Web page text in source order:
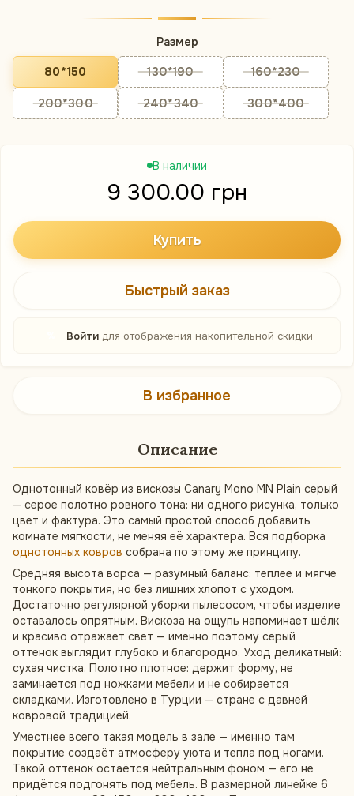
Размер
80*150 130*190
160*230
200*300
240*340 300*400
В наличии
9 300.00 грн
Купить
Быстрый заказ
Войти для отображения накопительной скидки
В избранное
Описание
Однотонный ковёр из вискозы Canary Mono MN Plain серый
— серое полотно ровного тона: ни одного рисунка, только
цвет и фактура. Это самый простой способ добавить
комнате мягкости, не меняя её характера. Вся подборка
однотонных ковров собрана по этому же принципу.
Средняя высота ворса — разумный баланс: теплее и мягче
тонкого покрытия, но без лишних хлопот с уходом.
Достаточно регулярной уборки пылесосом, чтобы изделие
оставалось опрятным. Вискоза на ощупь напоминает шёлк
и красиво отражает свет — именно поэтому серый
оттенок выглядит глубоко и благородно. Уход деликатный:
сухая чистка. Полотно плотное: держит форму, не
заминается под ножками мебели и не собирается
складками. Изготовлено в Турции — стране с давней
ковровой традицией.
Уместнее всего такая модель в зале — именно там
покрытие создаёт атмосферу уюта и тепла под ногами.
Такой оттенок остаётся нейтральным фоном — его не
придётся подгонять под мебель. В размерной линейке 6